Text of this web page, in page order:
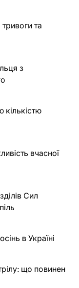
та
з
кількістю
вчасної
Сил
в Україні
що повинен